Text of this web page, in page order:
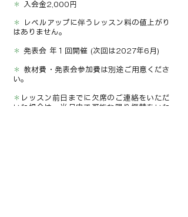
＊ 入会金2,000円
＊
レベルアップに伴うレッスン料の値上がり
はありません。
＊ 発表会 年１回開催 (次回は2027年6月)
＊ 教材費・発表会参加費は別途ご用意くださ
い。
＊ レッスン前日までに欠席のご連絡をいただ
いた場合は、当月内で可能な限り振替をいた